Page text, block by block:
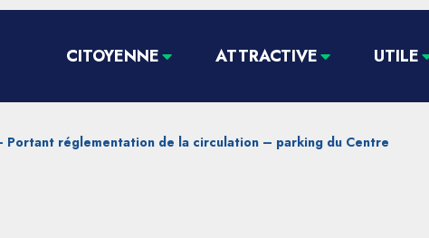
CITOYENNE ATTRACTIVE UTILE
Portant réglementation de la circulation – parking du Centre